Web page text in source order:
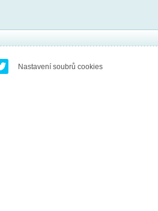
Nastavení soubrů cookies